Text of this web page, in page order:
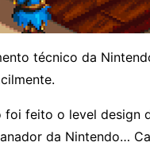
técnico da
feito o level design
da Nintendo…